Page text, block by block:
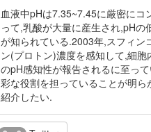
血液中pHは7.35~7.45に厳密に
って,乳酸が大量に産生され,pH
が知られている.2003年,スフィン
ン(プロトン)濃度を感知して,細
のpH感知性が報告されるに至っ
彩な役割を担っていることが明
紹介したい.